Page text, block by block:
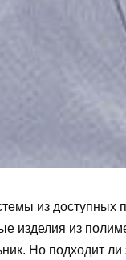
из доступных
изделия из
Но подходит ли